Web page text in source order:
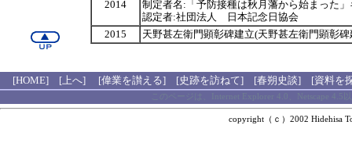
2014
制定者名:「予防接種は秋月藩から始まった
認定者:社団法人 日本記念日協会
2015
天野甚左衛門顕彰碑建立(天野甚左衛門顕彰
[HOME] [上へ] [偉業を讃える] [史跡を訪ねて] [春朔史談] [資料を
このページは、Internet Explorer 4.0、Netscape
copyright（ｃ）2002 Hidehisa